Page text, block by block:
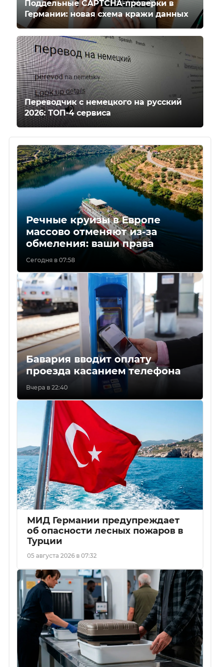
Поддельные CAPTCHA-проверки в
Германии: новая схема кражи данных
Переводчик с немецкого на русский
2026: ТОП-4 сервиса
Речные круизы в Европе
массово отменяют из-за
обмеления: ваши права
Сегодня в 07:58
Бавария вводит оплату
проезда касанием телефона
Вчера в 22:40
МИД Германии предупреждает
об опасности лесных пожаров в
Турции
05 августа 2026 в 07:32